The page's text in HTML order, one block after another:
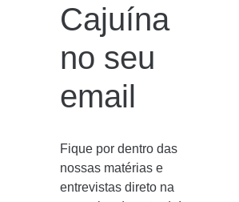
Cajuína
no seu
email
Fique por dentro das
nossas matérias e
entrevistas direto na